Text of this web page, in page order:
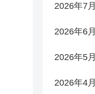
2026年7月
2026年6月
2026年5月
2026年4月